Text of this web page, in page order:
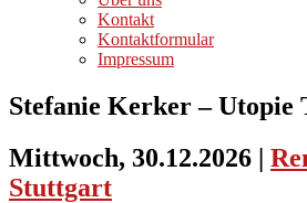
Kontakt
Kontaktformular
Impressum
Stefanie Kerker – Utopie
Mittwoch, 30.12.2026 |
Stuttgart